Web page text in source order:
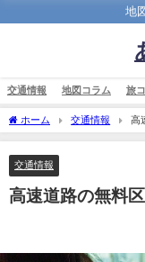
地
交通情報 地図コラム 旅
ホーム 交通情報 高
交通情報
高速道路の無料